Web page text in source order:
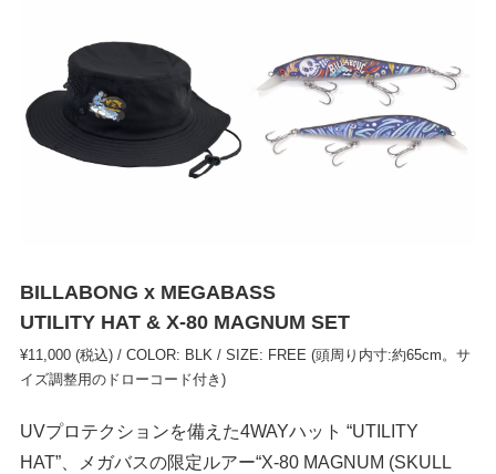
BILLABONG x MEGABASS
UTILITY HAT & X-80 MAGNUM SET
¥11,000 (税込) / COLOR: BLK / SIZE: FREE (頭周り内寸:約65cm。サ
イズ調整用のドローコード付き)
UVプロテクションを備えた4WAYハット “UTILITY
HAT”、メガバスの限定ルアー“X-80 MAGNUM (SKULL